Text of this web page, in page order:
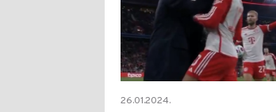
26.01.2024.